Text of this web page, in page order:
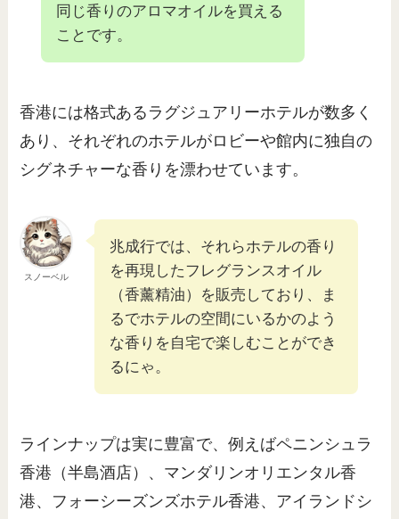
同じ香りのアロマオイルを買える
ことです。
香港には格式あるラグジュアリーホテルが数多く
あり、それぞれのホテルがロビーや館内に独自の
シグネチャーな香りを漂わせています。
スノーベル
兆成行では、それらホテルの香り
を再現したフレグランスオイル
（香薰精油）を販売しており、ま
るでホテルの空間にいるかのよう
な香りを自宅で楽しむことができ
るにゃ。
ラインナップは実に豊富で、例えばペニンシュラ
香港（半島酒店）、マンダリンオリエンタル香
港、フォーシーズンズホテル香港、アイランドシ